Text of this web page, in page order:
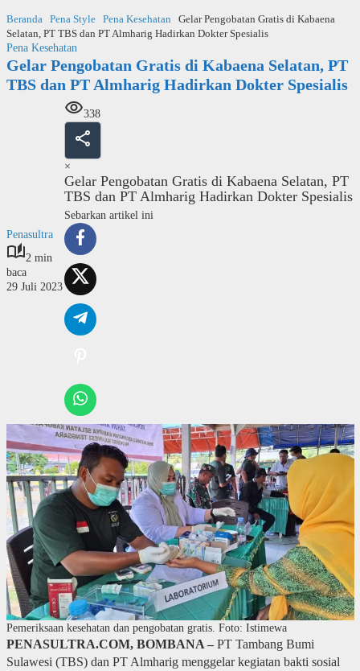
ke
konten
Beranda Pena Style Pena Kesehatan
Gelar Pengobatan Gratis di Kabaena
Selatan, PT TBS dan PT Almharig Hadirkan Dokter Spesialis
Pena Kesehatan
Gelar Pengobatan Gratis di Kabaena Selatan, PT
TBS dan PT Almharig Hadirkan Dokter Spesialis
Penasultra
2 min
baca
29 Juli 2023
338
×
Gelar Pengobatan Gratis di Kabaena Selatan, PT
TBS dan PT Almharig Hadirkan Dokter Spesialis
Sebarkan artikel ini
Pemeriksaan kesehatan dan pengobatan gratis. Foto: Istimewa
PENASULTRA.COM, BOMBANA –PT Tambang Bumi
Sulawesi (TBS) dan PT Almharig menggelar kegiatan bakti sosial